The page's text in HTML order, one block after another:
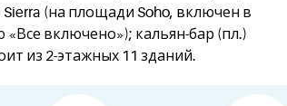
(на площади Soho, включен в
включено»); кальян-бар (пл.)
из 2-этажных 11 зданий.